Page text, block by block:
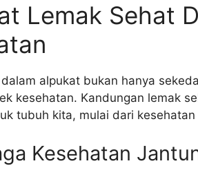
Lemak Sehat
alpukat bukan hanya
kesehatan. Kandungan lemak
tubuh kita, mulai dari
Kesehatan